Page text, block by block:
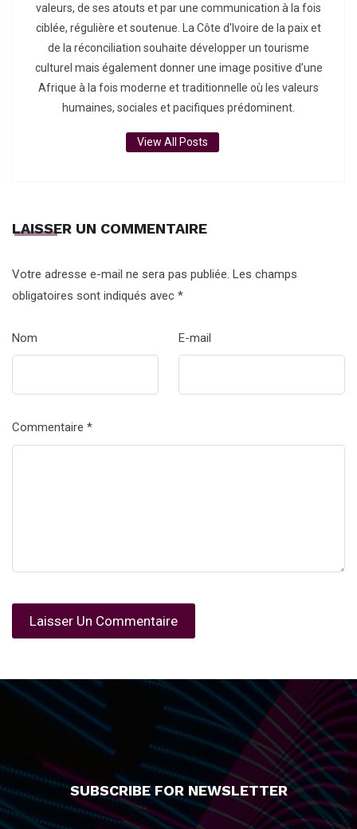
valeurs, de ses atouts et par une communication à la fois
ciblée, régulière et soutenue. La Côte d'Ivoire de la paix et
de la réconciliation souhaite développer un tourisme
culturel mais également donner une image positive d’une
Afrique à la fois moderne et traditionnelle où les valeurs
humaines, sociales et pacifiques prédominent.
View All Posts
LAISSER UN COMMENTAIRE
Votre adresse e-mail ne sera pas publiée. Les champs
obligatoires sont indiqués avec *
Nom E-mail
Commentaire *
SUBSCRIBE FOR NEWSLETTER